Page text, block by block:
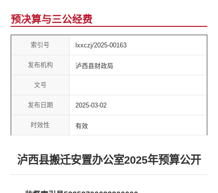
预决算与三公经费
索引号 lxxczj/2025-00163
发布机构 泸西县财政局
文号
发布日期 2025-03-02
时效性 有效
泸西县搬迁安置办公室2025年预算公开